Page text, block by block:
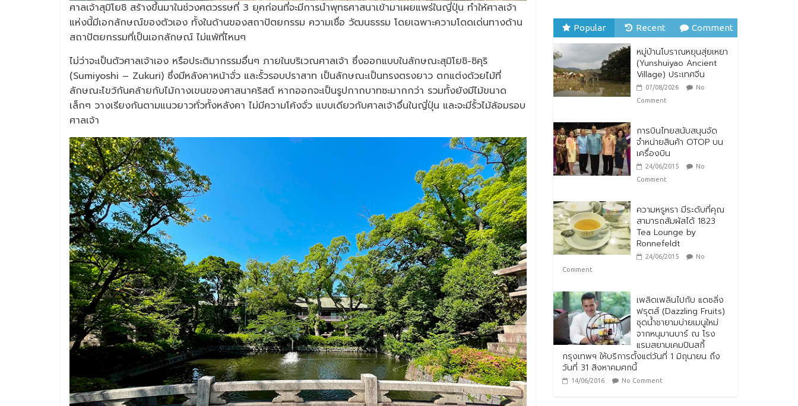
ศาลเจ้าสุมิโยชิ สร้างขึ้นมาในช่วงศตวรรษที่ 3 ยุคก่อนที่จะมีการนำพุทธศาสนาเข้ามาเผยแพร่ในญี่ปุ่น ทำให้ศาลเจ้า
แห่งนี้มีเอกลักษณ์ของตัวเอง ทั้งในด้านของสถาปัตยกรรม ความเชื่อ วัฒนธรรม โดยเฉพาะความโดดเด่นทางด้าน
สถาปัตยกรรมที่เป็นเอกลักษณ์ ไม่แพ้ที่ไหนๆ
ไม่ว่าจะเป็นตัวศาลเจ้าเอง หรือประติมากรรมอื่นๆ ภายในบริเวณศาลเจ้า ซึ่งออกแบบในลักษณะสุมิโยชิ-ซิคุริ
(Sumiyoshi – Zukuri) ซึ่งมีหลังคาหน้าจั่ว และรั้วรอบปราสาท เป็นลักษณะเป็นทรงตรงยาว ตกแต่งด้วยไม้ที่
ลักษณะไขว้กันคล้ายกับไม้กางเขนของศาสนาคริสต์ หากออกจะเป็นรูปกากบาทซะมากกว่า รวมทั้งยังมีไม้ขนาด
เล็กๆ วางเรียงกันตามแนวยาวทั่วทั้งหลังคา ไม่มีความโค้งจั่ว แบบเดียวกับศาลเจ้าอื่นในญี่ปุ่น และจะมีรั้วไม้ล้อมรอบ
ศาลเจ้า
ทิพยประกันภัย ร่วมถวาย
พระพรชัยมงคล พระบาท
สมเด็จพระปรเมนทร
รามาธิบดีศรีสินทรมหาวชิร
าลงกรณ พระวชิรเกล้าเจ้า
อยู่หัว
28/07/2026 No Comment
Popular Recent Comment
หมู่บ้านโบราณหยุนสุ่ยเหยา
(Yunshuiyao Ancient
Village) ประเทศจีน
07/08/2026
No
Comment
การบินไทยสนับสนุนจัด
จำหน่ายสินค้า OTOP บน
เครื่องบิน
24/06/2015
No
Comment
ความหรูหรา มีระดับที่คุณ
สามารถสัมผัสได้ 1823
Tea Lounge by
Ronnefeldt
24/06/2015
No
Comment
เพลิดเพลินไปกับ แดซลิ่ง
ฟรุตส์ (Dazzling Fruits)
ชุดน้ำชายามบ่ายเมนูใหม่
จากหนุมานบาร์ ณ โรง
แรมสยามเคมปินสกี้
กรุงเทพฯ ให้บริการตั้งแต่วันที่ 1 มิถุนายน ถึง
วันที่ 31 สิงหาคมศกนี้
14/06/2016 No Comment